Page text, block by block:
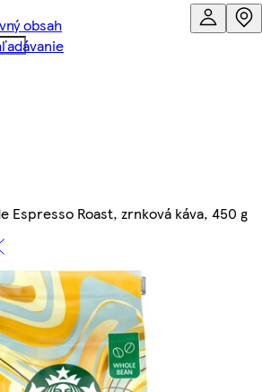
obsah
Espresso Roast, zrnková káva, 450 g